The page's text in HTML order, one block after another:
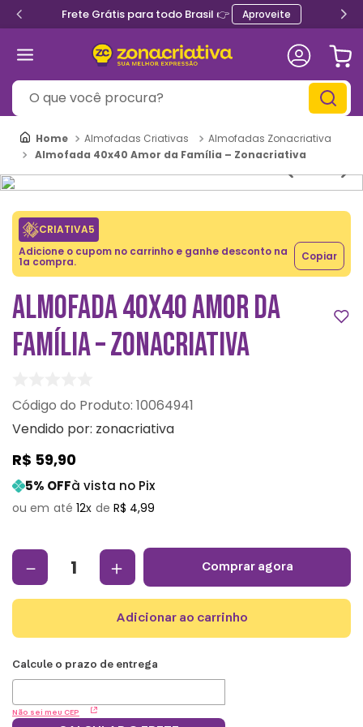
Frete Grátis para todo Brasil 👉 Aproveite
O que você procura?
Almofadas Criativas
Almofadas Zonacriativa
Almofada 40x40 Amor da Família – Zonacriativa
CRIATIVA5
Adicione o cupom no carrinho e ganhe desconto na
1a compra. Copiar
ALMOFADA 40X40 AMOR DA
FAMÍLIA – ZONACRIATIVA
: 10064941
Vendido por: zonacriativa
R$ 59,90
5% OFFà vista no Pix
12 R$ 4,99
＋
－ comprar agora
adicionar ao carrinho
Não sei meu CEP